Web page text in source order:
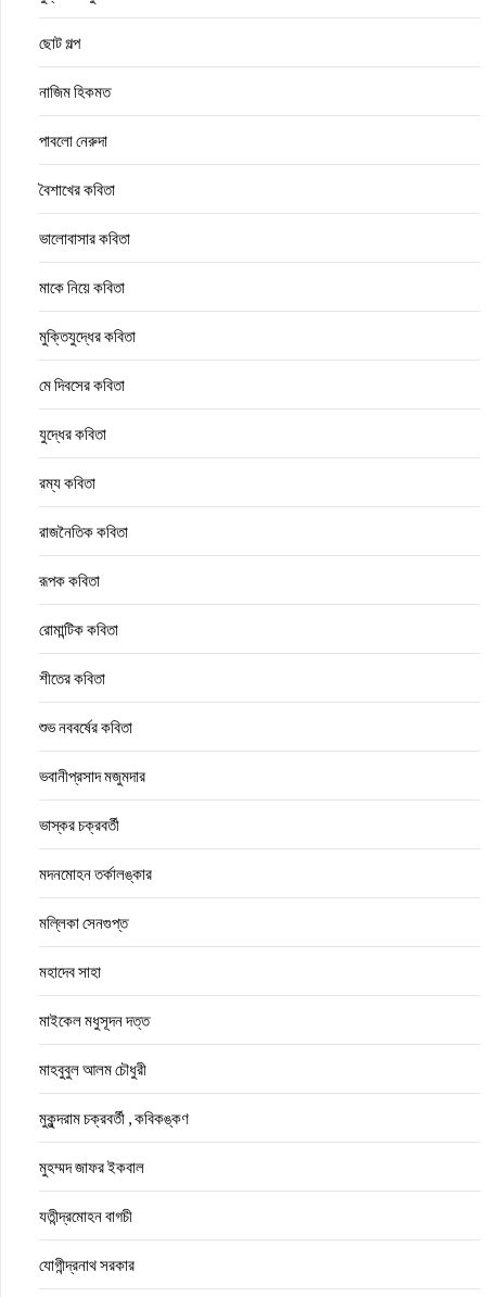
ছোট গল্প
নাজিম হিকমত
পাবলো নেরুদা
বৈশাখের কবিতা
ভালোবাসার কবিতা
মাকে নিয়ে কবিতা
মুক্তিযুদ্ধের কবিতা
মে দিবসের কবিতা
যুদ্ধের কবিতা
রম্য কবিতা
রাজনৈতিক কবিতা
রূপক কবিতা
রোমান্টিক কবিতা
শীতের কবিতা
শুভ নববর্ষের কবিতা
ভবানীপ্রসাদ মজুমদার
ভাস্কর চক্রবর্তী
মদনমোহন তর্কালঙ্কার
মল্লিকা সেনগুপ্ত
মহাদেব সাহা
মাইকেল মধুসূদন দত্ত
মাহবুবুল আলম চৌধুরী
মুকুন্দরাম চক্রবর্তী , কবিকঙ্কণ
মুহম্মদ জাফর ইকবাল
যতীন্দ্রমোহন বাগচী
যোগীন্দ্রনাথ সরকার